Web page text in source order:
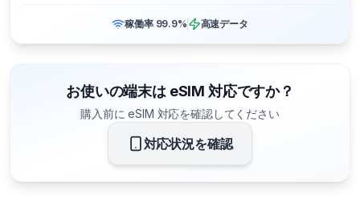
稼働率 99.9% 高速データ
お使いの端末は eSIM 対応ですか？
購入前に eSIM 対応を確認してください
対応状況を確認